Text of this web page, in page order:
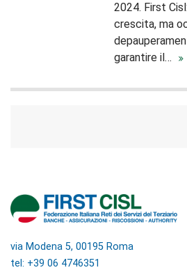
2024. First
crescita, ma
garantire il…
via Modena 5, 00195 Roma
tel: +39 06 4746351